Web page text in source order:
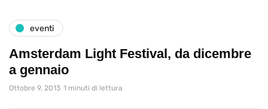
eventi
Amsterdam Light Festival, da dicembre
a gennaio
Ottobre 9, 2013 1 minuti di lettura